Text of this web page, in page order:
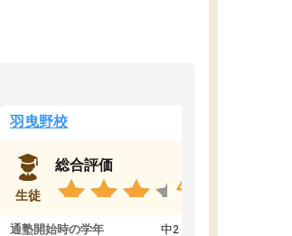
羽曳野校
生徒
総合評価
4.6
通塾開始時の学年 中2